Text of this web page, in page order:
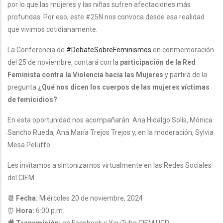
por lo que las mujeres y las niñas sufren afectaciones más
profundas. Por eso, este #25N nos convoca desde esa realidad
que vivimos cotidianamente.
La Conferencia de #DebateSobreFeminismos en conmemoración
del 25 de noviembre, contará con la participación de la Red
Feminista contra la Violencia hacia las Mujeres y partirá de la
pregunta ¿Qué nos dicen los cuerpos de las mujeres víctimas
de femicidios?
En esta oportunidad nos acompañarán: Ana Hidalgo Solís, Mónica
Sancho Rueda, Ana María Trejos Trejos y, en la moderación, Sylvia
Mesa Peluffo
Les invitamos a sintonizarnos virtualmente en las Redes Sociales
del CIEM
📆 Fecha: Miércoles 20 de noviembre, 2024
⏰ Hora: 6:00 p.m.